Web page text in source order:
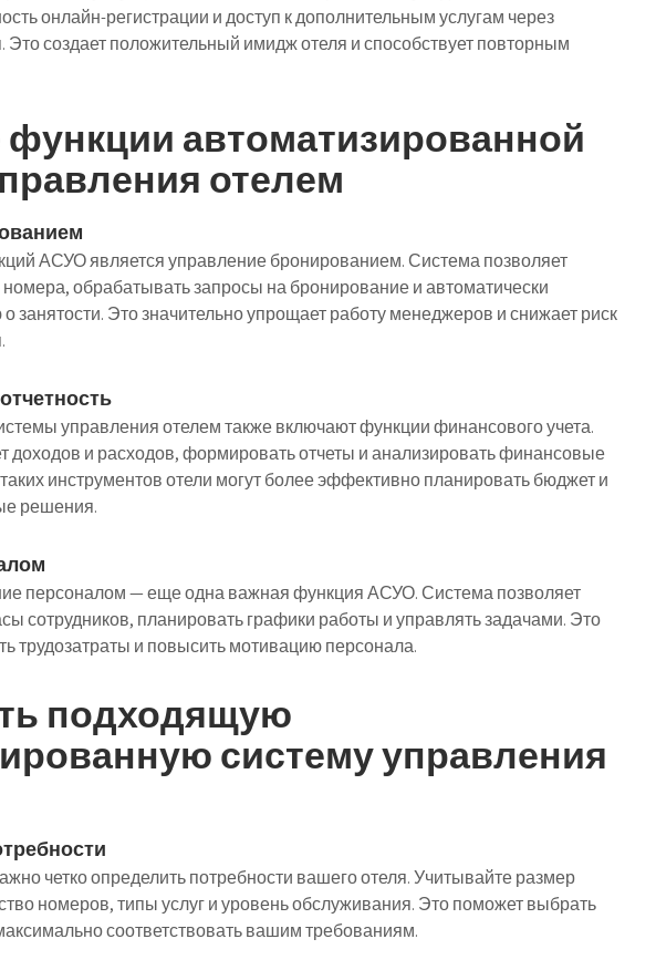
онлайн-регистрации и доступ к дополнительным услугам через
создает положительный имидж отеля и способствует повторным
автоматизированной
отелем
АСУО является управление бронированием. Система позволяет
обрабатывать запросы на бронирование и автоматически
занятости. Это значительно упрощает работу менеджеров и снижает риск
управления отелем также включают функции финансового учета.
доходов и расходов, формировать отчеты и анализировать финансовые
инструментов отели могут более эффективно планировать бюджет и
решения.
персоналом — еще одна важная функция АСУО. Система позволяет
сотрудников, планировать графики работы и управлять задачами. Это
трудозатраты и повысить мотивацию персонала.
подходящую
систему управления
четко определить потребности вашего отеля. Учитывайте размер
номеров, типы услуг и уровень обслуживания. Это поможет выбрать
соответствовать вашим требованиям.